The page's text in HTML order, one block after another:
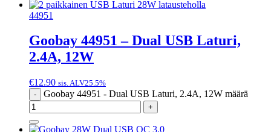
44951
Goobay 44951 – Dual USB Laturi,
2.4A, 12W
€12.90 sis. ALV25.5%
-
Goobay 44951 - Dual USB Laturi, 2.4A, 12W määrä
+